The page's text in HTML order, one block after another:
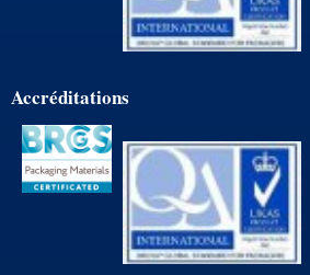
Accréditations